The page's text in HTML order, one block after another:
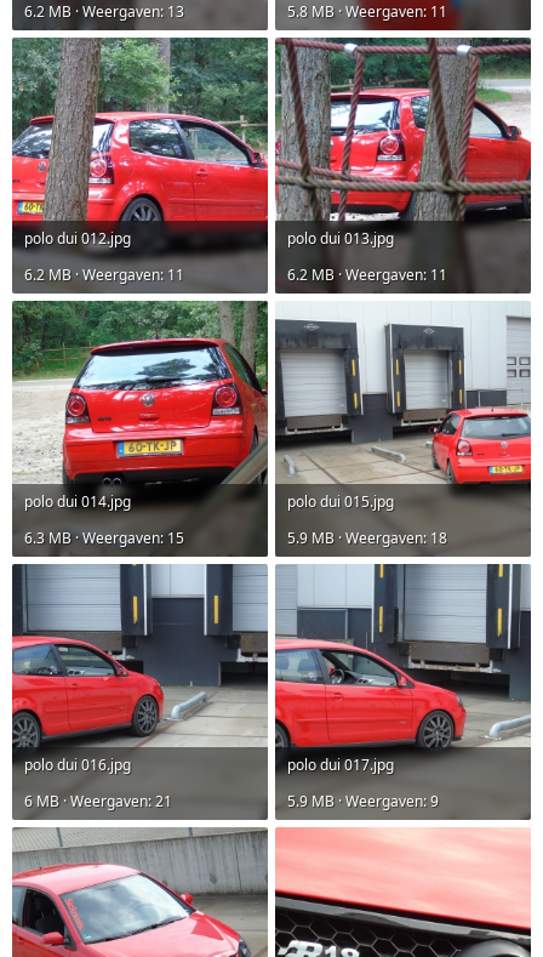
6.2 MB · Weergaven: 13
5.8 MB · Weergaven: 11
polo dui 012.jpg
6.2 MB · Weergaven: 11
polo dui 013.jpg
6.2 MB · Weergaven: 11
polo dui 014.jpg
6.3 MB · Weergaven: 15
polo dui 015.jpg
5.9 MB · Weergaven: 18
polo dui 016.jpg
6 MB · Weergaven: 21
polo dui 017.jpg
5.9 MB · Weergaven: 9